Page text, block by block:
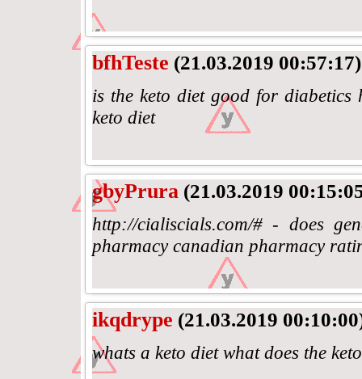
bfhTeste (21.03.2019 00:57:17)
is the keto diet good for
keto diet
gbyPrura (21.03.2019
http://cialiscials.com/# - does
pharmacy canadian pharmacy
ikqdrype (21.03.2019
whats a keto diet what does the